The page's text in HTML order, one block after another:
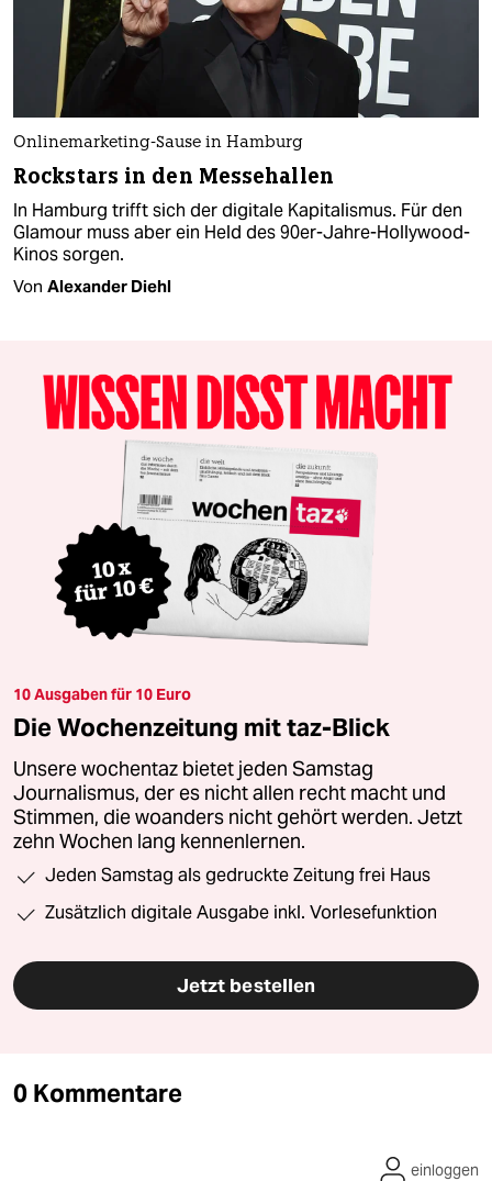
Onlinemarketing-Sause in Hamburg
Rockstars in den Messehallen
In Hamburg trifft sich der digitale Kapitalismus. Für den
Glamour muss aber ein Held des 90er-Jahre-Hollywood-
Kinos sorgen.
Von Alexander Diehl
10 Ausgaben für 10 Euro
Die Wochenzeitung mit taz-Blick
Unsere wochentaz bietet jeden Samstag
Journalismus, der es nicht allen recht macht und
Stimmen, die woanders nicht gehört werden. Jetzt
zehn Wochen lang kennenlernen.
Jeden Samstag als gedruckte Zeitung frei Haus
Zusätzlich digitale Ausgabe inkl. Vorlesefunktion
Jetzt bestellen
0 Kommentare
einloggen